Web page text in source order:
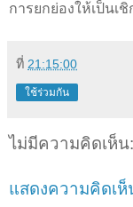
การยกย่องให้เป็นเ
ที่ 21:15:00
ใช้ร่วมกัน
ไม่มีความคิดเห็น:
แสดงความคิดเห็